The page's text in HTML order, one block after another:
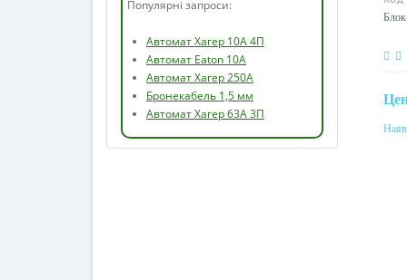
Популярні запроси:
Автомат Хагер 10А 4П
Автомат Eaton 10А
Автомат Хагер 250А
Бронекабель 1,5 мм
Автомат Хагер 63А 3П